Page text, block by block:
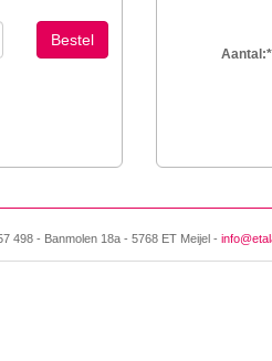
Bestel
Aantal:*
498 - Banmolen 18a - 5768 ET Meijel -